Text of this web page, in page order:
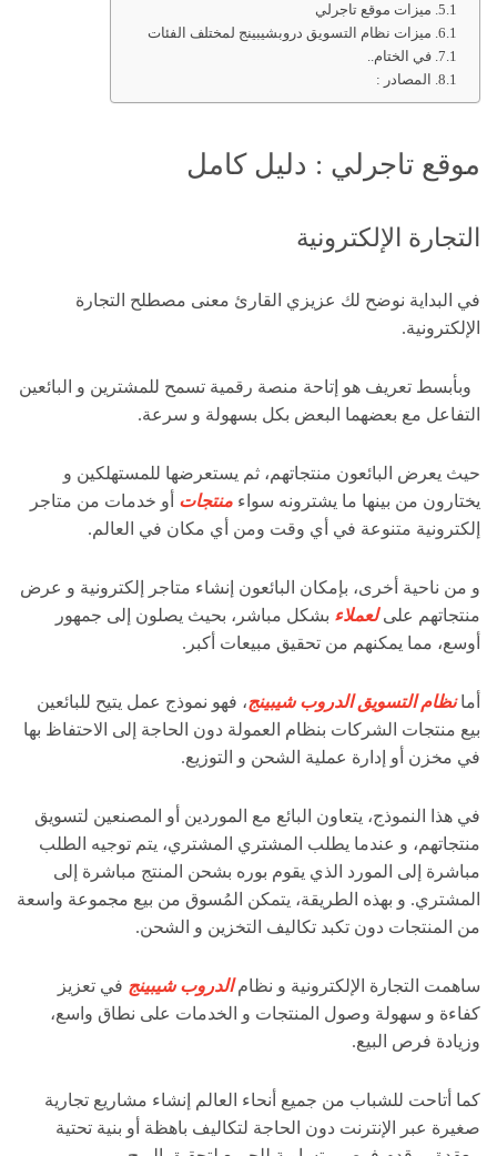
ميزات موقع تاجرلي
ميزات نظام التسويق دروبشيبينج لمختلف الفئات
في الختام..
المصادر :
موقع تاجرلي : دليل كامل
التجارة الإلكترونية
في البداية نوضح لك عزيزي القارئ معنى مصطلح التجارة
الإلكترونية.
وبأبسط تعريف هو إتاحة منصة رقمية تسمح للمشترين و البائعين
التفاعل مع بعضهما البعض بكل بسهولة و سرعة.
حيث يعرض البائعون منتجاتهم، ثم يستعرضها للمستهلكين و
يختارون من بينها ما يشترونه سواء منتجات أو خدمات من متاجر
إلكترونية متنوعة في أي وقت ومن أي مكان في العالم.
و من ناحية أخرى، بإمكان البائعون إنشاء متاجر إلكترونية و عرض
منتجاتهم علىلعملاء بشكل مباشر، بحيث يصلون إلى جمهور
أوسع، مما يمكنهم من تحقيق مبيعات أكبر.
أمانظام التسويق الدروب شيبينج، فهو نموذج عمل يتيح للبائعين
بيع منتجات الشركات بنظام العمولة دون الحاجة إلى الاحتفاظ بها
في مخزن أو إدارة عملية الشحن و التوزيع.
في هذا النموذج، يتعاون البائع مع الموردين أو المصنعين لتسويق
منتجاتهم، و عندما يطلب المشتري المشتري، يتم توجيه الطلب
مباشرة إلى المورد الذي يقوم بوره بشحن المنتج مباشرة إلى
المشتري. و بهذه الطريقة، يتمكن المُسوق من بيع مجموعة واسعة
من المنتجات دون تكبد تكاليف التخزين و الشحن.
ساهمت التجارة الإلكترونية و نظامالدروب شيبينج في تعزيز
كفاءة و سهولة وصول المنتجات و الخدمات على نطاق واسع،
وزيادة فرص البيع.
كما أتاحت للشباب من جميع أنحاء العالم إنشاء مشاريع تجارية
صغيرة عبر الإنترنت دون الحاجة لتكاليف باهظة أو بنية تحتية